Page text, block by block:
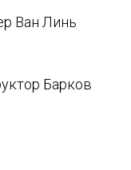
Ван Линь
Барков